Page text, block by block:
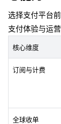
选择支付平台
支付体验与运
核心维度
订阅与计费
全球收单